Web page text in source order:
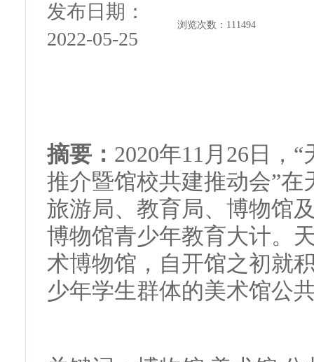
发布日期：
2022-05-25
浏览次数： 111494
摘要： 2020年11月26日，
推介暨馆校共建推动会”
旅游局、教育局、博物馆
博物馆青少年教育大计。
术博物馆，自开馆之初就
少年学生群体的美术馆公